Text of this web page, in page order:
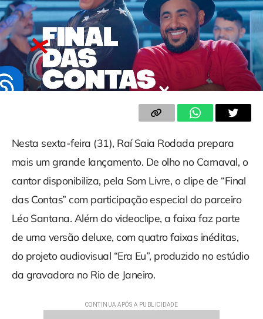
Nesta sexta-feira (31), Raí Saia Rodada prepara
mais um grande lançamento. De olho no Carnaval, o
cantor disponibiliza, pela Som Livre, o clipe de “Final
das Contas” com participação especial do parceiro
Léo Santana. Além do videoclipe, a faixa faz parte
de uma versão deluxe, com quatro faixas inéditas,
do projeto audiovisual “Era Eu”, produzido no estúdio
da gravadora no Rio de Janeiro.